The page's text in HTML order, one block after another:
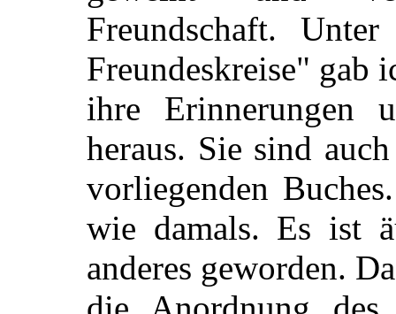
Freundschaft.
Freundeskreise" gab
ihre Erinnerungen
heraus. Sie sind
vorliegenden
wie damals. Es ist
anderes geworden.